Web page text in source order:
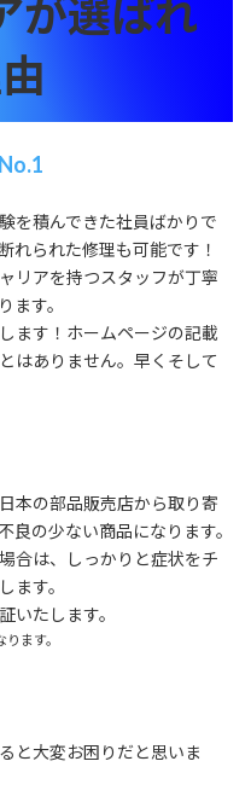
が選ばれ
を積んできた社員ばかりで
れられた修理も可能です！
リアを持つスタッフが丁寧
ます。
ます！ホームページの記載
はありません。早くそして
本の部品販売店から取り寄
良の少ない商品になります。
合は、しっかりと症状をチ
ます。
いたします。
ます。
と大変お困りだと思いま